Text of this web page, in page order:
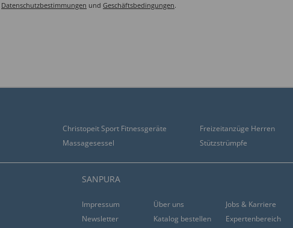
Datenschutzbestimmungen und Geschäftsbedingungen.
Christopeit Sport Fitnessgeräte Freizeitanzüge Herren
Massagesessel Stützstrümpfe
SANPURA
Impressum Über uns
Jobs & Karriere
Newsletter
Katalog bestellen Expertenbereich